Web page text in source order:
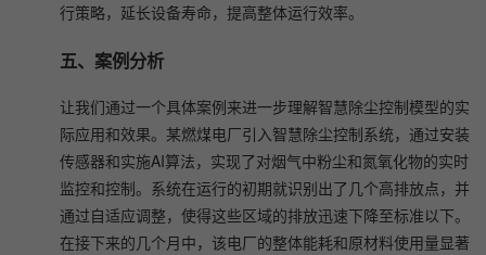
行策略，延长设备寿命，提高整体运行效率。
五、案例分析
让我们通过一个具体案例来进一步理解智慧除尘控制模型的实
际应用和效果。某燃煤电厂引入智慧除尘控制系统，通过安装
传感器和实施AI算法，实现了对烟气中粉尘和氮氧化物的实时
监控和控制。系统在运行的初期就识别出了几个高排放点，并
通过自适应调整，使得这些区域的排放迅速下降至标准以下。
在接下来的几个月中，该电厂的整体能耗和原材料使用量显著